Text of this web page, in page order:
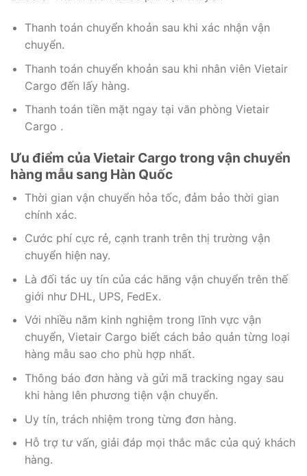
Thanh toán chuyển khoản sau khi xác nhận vận
chuyển.
Thanh toán chuyển khoản sau khi nhân viên Vietair
Cargo đến lấy hàng.
Thanh toán tiền mặt ngay tại văn phòng Vietair
Cargo .
Ưu điểm của Vietair Cargo trong vận chuyển
hàng mẫu sang Hàn Quốc
Thời gian vận chuyển hỏa tốc, đảm bảo thời gian
chính xác.
Cước phí cực rẻ, cạnh tranh trên thị trường vận
chuyển hiện nay.
Là đối tác uy tín của các hãng vận chuyển trên thế
giới như DHL, UPS, FedEx.
Với nhiều năm kinh nghiệm trong lĩnh vực vận
chuyển, Vietair Cargo biết cách bảo quản từng loại
hàng mẫu sao cho phù hợp nhất.
Thông báo đơn hàng và gửi mã tracking ngay sau
khi hàng lên phương tiện vận chuyển.
Uy tín, trách nhiệm trong từng đơn hàng.
Hỗ trợ tư vấn, giải đáp mọi thắc mắc của quý khách
hàng.